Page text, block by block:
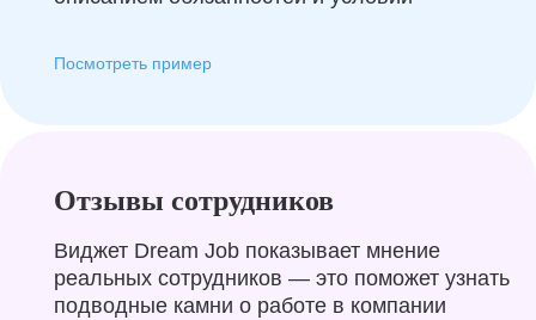
Посмотреть пример
Отзывы сотрудников
Виджет Dream Job показывает мнение
реальных сотрудников — это поможет узнать
подводные камни о работе в компании